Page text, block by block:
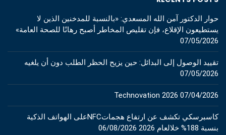
حوار الدكتور آمن الله المسعدي: «بالنسبة للمدخنين الذين لا
يستطيعون الإقلاع، فإن تقليص المخاطر أصبح رهانًا للصحة العامة»
07/05/2026
تقييد الوصول إلى البدائل: حين يزيح الحظر الطلب دون أن يلغيه
07/05/2026
Technovation 2026 07/04/2026
كاسبرسكي تكشف عن ارتفاع هجماتNFCعلى الهواتف الذكية
بنسبة 188% خلالعام 2026
06/08/2026